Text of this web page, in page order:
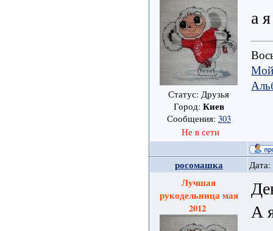
Статус: Друзья
Город: Киев
Сообщения: 303
Не в сети
а
росомашка
Лучшая
рукодельница мая
2012
А